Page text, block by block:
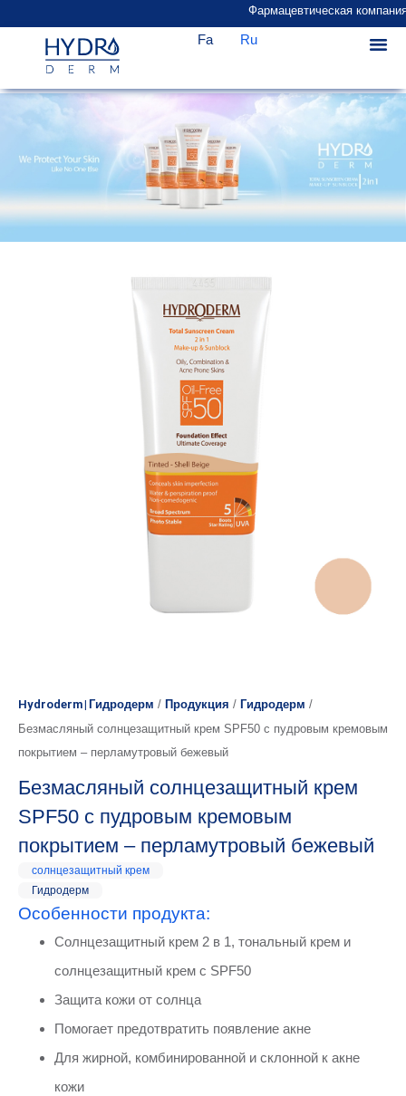
Фармацевтическая
Fa Ru
Hydroderm | Гидродерм / Продукция / Гидродерм /
Безмасляный солнцезащитный крем SPF50 с пудровым кремовым
покрытием – перламутровый бежевый
Безмасляный солнцезащитный крем
SPF50 с пудровым кремовым
покрытием – перламутровый бежевый
солнцезащитный крем
Гидродерм
Особенности продукта:
Солнцезащитный крем 2 в 1, тональный крем и
солнцезащитный крем с SPF50
Защита кожи от солнца
Помогает предотвратить появление акне
Для жирной, комбинированной и склонной к акне
кожи